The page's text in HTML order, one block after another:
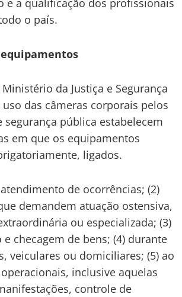
o país.
da Justiça e Segurança
das câmeras corporais pelos
pública estabelecem
em que os equipamentos
ligados.
de ocorrências; (2)
demandem atuação ostensiva,
ou especializada; (3)
checagem de bens; (4) durante
veiculares ou domiciliares; (5) ao
inclusive aquelas
controle de